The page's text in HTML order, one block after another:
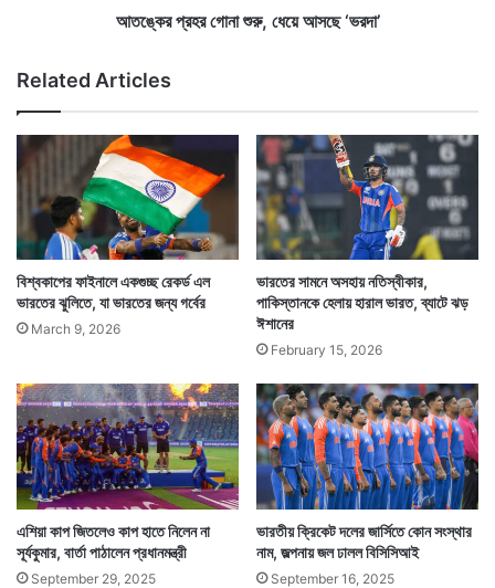
কে
জা
নি
এ
শা
হ
রু
খ
ধে
য়ে
আ
ছে
র
দা
’
আতঙ্কের প্রহর গোনা শুরু, ধেয়ে আসছে ‘ভরদা’
Related Articles
বিশ্বকাপের ফাইনালে একগুচ্ছ রেকর্ড এল
ভারতের ঝুলিতে, যা ভারতের জন্য গর্বের
March 9, 2026
ভারতের সামনে অসহায় নতিস্বীকার,
পাকিস্তানকে হেলায় হারাল ভারত, ব্যাটে ঝড়
ঈশানের
February 15, 2026
এশিয়া কাপ জিতলেও কাপ হাতে নিলেন না
সূর্যকুমার, বার্তা পাঠালেন প্রধানমন্ত্রী
September 29, 2025
ভারতীয় ক্রিকেট দলের জার্সিতে কোন সংস্থার
নাম, জল্পনায় জল ঢালল বিসিসিআই
September 16, 2025